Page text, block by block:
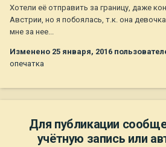
Хотели её отправить за границу, даже
Австрии, но я побоялась, т.к. она
мне за нее...
Изменено 25 января, 2016
опечатка
Для публикации
учётную запись или